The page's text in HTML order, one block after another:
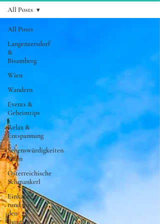
All Posts
Langenzersdorf
&
Bisamberg
Wien
Wandern
Events &
Geheimtips
Relax &
Entspannung
Sehenswürdigkeiten
Wien
Österreichische
Schmankerl
Einkaufen
rund um
den
Bungalow
All Posts